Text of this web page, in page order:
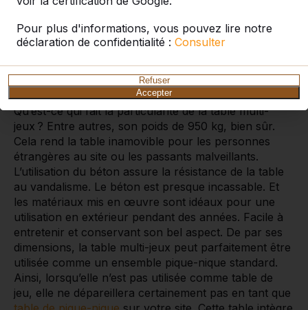
Pour plus d'informations, vous pouvez lire notre
déclaration de confidentialité : Consulter
Refuser
Accepter
d’une seule pièce en béton, aussi bien la table que les
assises.
Spécifications table multi-jeux 1-3-4 en béton
naturel
Qu’est-ce qui fait la particularité de la table multi-
jeux ? Entre autres, son poids de 950 kg, bien sûr.
Cela rend la table inamovible pour les personnes
étrangères au site ou les passants malveillants.
L’utilisation du béton assure la résistance de la table
au vandalisme. Le béton est presque incassable. Et
les matériaux mis en œuvre sont idéaux pour une
utilisation en extérieur pendant des années. Facile à
entretenir et conservant son bel aspect. De par ses
dimensions, la table multi-jeux peut parfaitement être
utilisée comme un ensemble pique-nique standard.
Ainsi, lorsqu’elle n’est pas utilisée comme table de
jeu, elle ne dépareillera certainement pas en tant que